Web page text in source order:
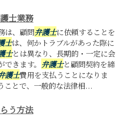
士業務
は、顧問弁護士に依頼することを
士は、何かトラブルがあった際に
士とは異なり、長期的・一定に会
きます。 弁護士と顧問契約を締
護士費用を支払うことになりま
ことで、一般的な法律相...
う方法